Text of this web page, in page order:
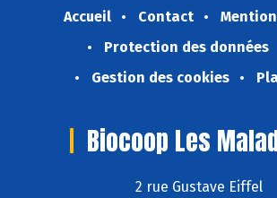
Accueil Contact
Protection des données
Gestion des cookies
Biocoop Les
2 rue Gustave Eiffel